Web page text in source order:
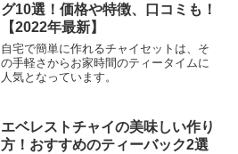
グ10選！価格や特徴、口コミも！
【2022年最新】
自宅で簡単に作れるチャイセットは、そ
の手軽さからお家時間のティータイムに
人気となっています。
エベレストチャイの美味しい作り
方！おすすめのティーバック2選